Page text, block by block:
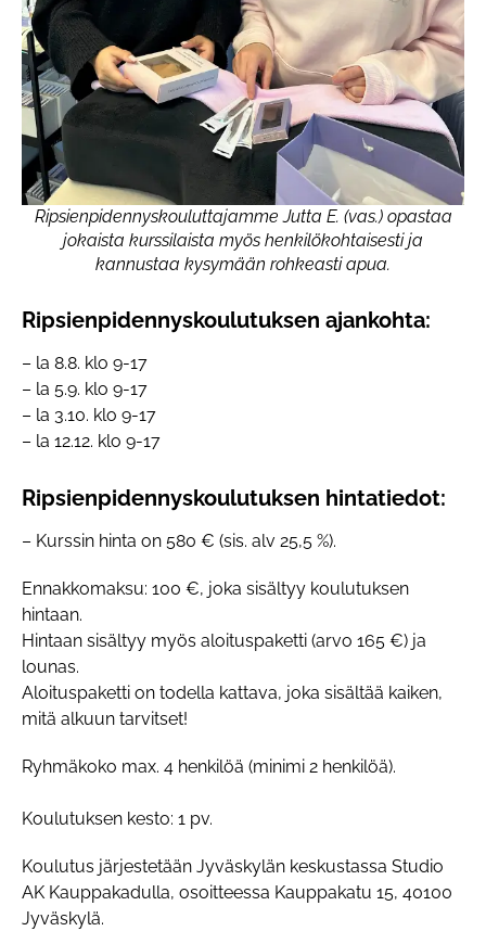
Ripsienpidennyskoulutuksen ajankohta:
– la 8.8. klo 9-17
– la 5.9. klo 9-17
– la 3.10. klo 9-17
– la 12.12. klo 9-17
Ripsienpidennyskoulutuksen hintatiedot:
– Kurssin hinta on 580 € (sis. alv 25,5 %).
Ennakkomaksu: 100 €, joka sisältyy koulutuksen
hintaan.
Hintaan sisältyy myös aloituspaketti (arvo 165 €) ja
lounas.
Aloituspaketti on todella kattava, joka sisältää kaiken,
mitä alkuun tarvitset!
Ryhmäkoko max. 4 henkilöä (minimi 2 henkilöä).
Koulutuksen kesto: 1 pv.
Koulutus järjestetään Jyväskylän keskustassa Studio
AK Kauppakadulla, osoitteessa Kauppakatu 15, 40100
Jyväskylä.
Ripsienpidennyskouluttajamme Jutta E. (vas.) opastaa
jokaista kurssilaista myös henkilökohtaisesti ja
kannustaa kysymään rohkeasti apua.